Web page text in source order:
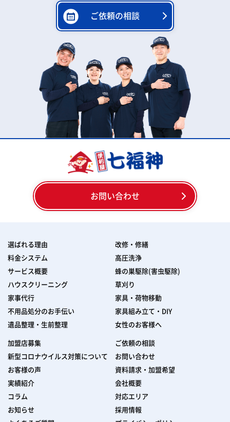
ご依頼の相談
お問い合わせ
選ばれる理由
料金システム
サービス概要
ハウスクリーニング
家事代行
不用品処分のお手伝い
遺品整理・生前整理
改修・修繕
高圧洗浄
蜂の巣駆除(害虫駆除)
草刈り
家具・荷物移動
家具組み立て・DIY
女性のお客様へ
加盟店募集
新型コロナウイルス対策について
お客様の声
実績紹介
コラム
お知らせ
ご依頼の相談
お問い合わせ
資料請求・加盟希望
会社概要
対応エリア
採用情報